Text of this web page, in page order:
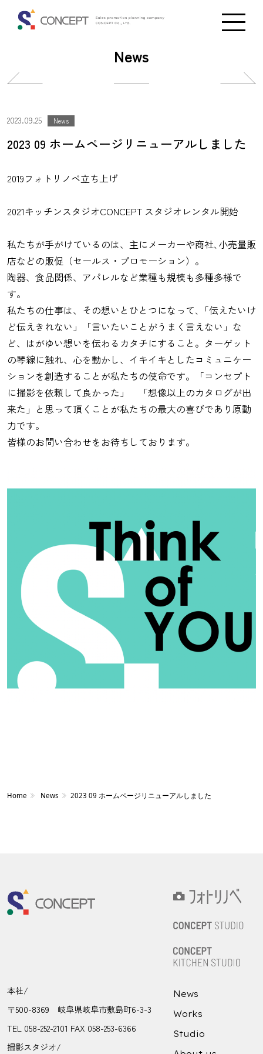
News
投
ナ
ゲ
シ
ョ
ン
ビ
ゲ
ョ
ン
2023.09.25 News
2023 09 ホームページリニューアルしました
2019フォトリノベ立ち上げ
2021キッチンスタジオCONCEPT スタジオレンタル開始
私たちが手がけているのは、主にメーカーや商社､小売量販
店などの販促（セールス・プロモーション）。
陶器、食品関係、アパレルなど業種も規模も多種多様で
す。
私たちの仕事は、その想いとひとつになって､「伝えたいけ
ど伝えきれない」「言いたいことがうまく言えない」な
ど、はがゆい想いを伝わるカタチにすること。ターゲット
の琴線に触れ、心を動かし、イキイキとしたコミュニケー
ションを創造することが私たちの使命です。「コンセプト
に撮影を依頼して良かった」 「想像以上のカタログが出
来た」と思って頂くことが私たちの最大の喜びであり原動
力です。
皆様のお問い合わせをお待ちしております。
Home News 2023 09 ホームページリニューアルしました
本社/
〒500-8369 岐阜県岐阜市敷島町6-3-3
TEL 058-252-2101 FAX 058-253-6366
撮影スタジオ/
News
Works
Studio